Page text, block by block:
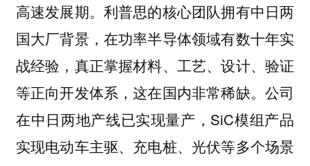
高速发展期。利普思的核心团队拥有中日两
国大厂背景，在功率半导体领域有数十年实
战经验，真正掌握材料、工艺、设计、验证
等正向开发体系，这在国内非常稀缺。公司
在中日两地产线已实现量产，SiC模组产品
实现电动车主驱、充电桩、光伏等多个场景